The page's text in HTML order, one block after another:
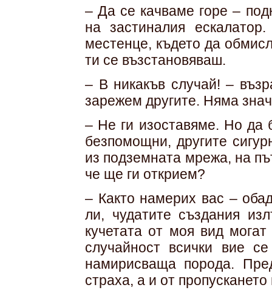
– Да се качваме горе –
на застиналия
местенце, където да
ти се възстановяваш.
– В никакъв случай! –
зарежем другите. Няма
– Не ги изоставяме. Но да
безпомощни, другите
из подземната мрежа, на
че ще ги открием?
– Както намерих вас –
ли, чудатите създания
кучетата от моя вид
случайност всички вие
намирисваща порода.
страха, а и от